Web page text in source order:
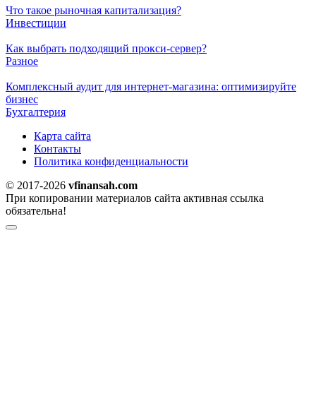
Что такое рыночная капитализация?
Инвестиции
Как выбрать подходящий прокси-сервер?
Разное
Комплексный аудит для интернет-магазина: оптимизируйте
бизнес
Бухгалтерия
Карта сайта
Контакты
Политика конфиденциальности
© 2017-2026 vfinansah.com
При копировании материалов сайта активная ссылка
обязательна!